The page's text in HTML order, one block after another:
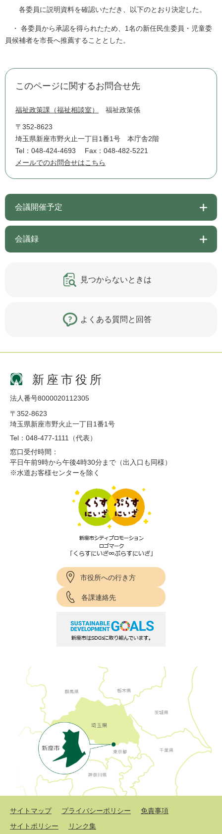
各委員に説明資料を確認いただき、以下のとおり決定した。
・ 各委員から承認を得られたため、1名の新任民生委員・児童委
員候補者を市長へ推薦することとした。
このページに関するお問合せ先
福祉政策課（福祉相談室） 福祉政策係
〒352-8623
埼玉県新座市野火止一丁目1番1号 本庁舎2階
Tel：048-424-4693
Fax：048-482-5221
メールでのお問合せはこちら
会議開催予定
会議録
見つからないときは
よくある質問と回答
新座市役所
法人番号8000020112305
〒352-8623
埼玉県新座市野火止一丁目1番1号
Tel：048-477-1111（代表）
窓口受付時間：
平日午前9時から午後4時30分まで（出入口も同様）
※水道お客様センターを除く
市役所への行き方
各課連絡先
サイトマップ プライバシーポリシー
免責事項
サイトポリシー
リンク集